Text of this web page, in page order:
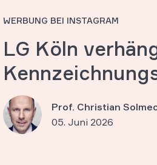
WERBUNG BEI INSTAGRAM
LG Köln
Prof. Christian
05. Juni 2026